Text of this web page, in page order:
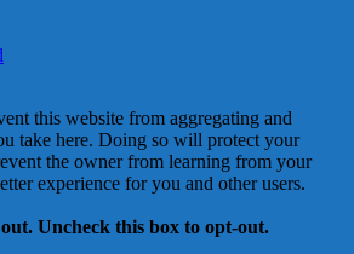
this website from aggregating and
take here. Doing so will protect your
the owner from learning from your
experience for you and other users.
Uncheck this box to opt-out.